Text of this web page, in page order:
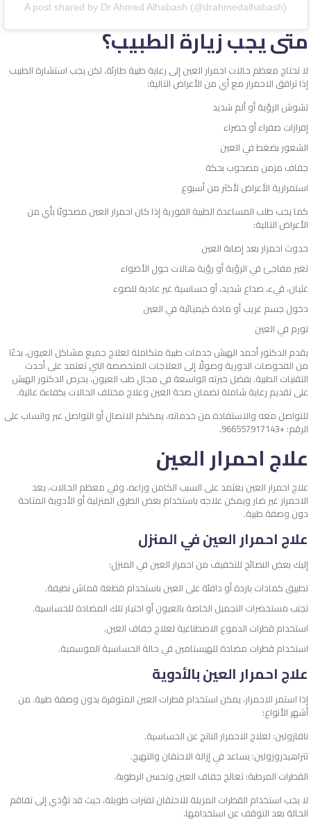
A post shared by Dr Ahmed Alhabash (@drahmedalhabash)
متى يجب زيارة الطبيب؟
لا تحتاج معظم حالات احمرار العين إلى رعاية طبية طارئة، لكن يجب استشارة الطبيب
إذا ترافق الاحمرار مع أي من الأعراض التالية:
تشوش الرؤية أو ألم شديد
إفرازات صفراء أو خضراء
الشعور بضغط في العين
جفاف مزمن مصحوب بحكة
استمرارية الأعراض لأكثر من أسبوع
كما يجب طلب المساعدة الطبية الفورية إذا كان احمرار العين مصحوبًا بأي من
الأعراض التالية:
حدوث احمرار بعد إصابة العين
تغير مفاجئ في الرؤية أو رؤية هالات حول الأضواء
غثيان، قيء، صداع شديد، أو حساسية غير عادية للضوء
دخول جسم غريب أو مادة كيميائية في العين
تورم في العين
يقدم الدكتور أحمد الهبش خدمات طبية متكاملة لعلاج جميع مشاكل العيون، بدءًا
من الفحوصات الدورية وصولًا إلى العلاجات المتخصصة التي تعتمد على أحدث
التقنيات الطبية. بفضل خبرته الواسعة في مجال طب العيون، يحرص الدكتور الهبش
على تقديم رعاية شاملة لضمان صحة العين وعلاج مختلف الحالات بكفاءة عالية.
للتواصل معه والاستفادة من خدماته، يمكنكم الاتصال أو التواصل عبر واتساب على
الرقم: +966557917143.
علاج احمرار العين
علاج احمرار العين يعتمد على السبب الكامن وراءه، وفي معظم الحالات، يعد
الاحمرار غير ضار ويمكن علاجه باستخدام بعض الطرق المنزلية أو الأدوية المتاحة
دون وصفة طبية.
علاج احمرار العين في المنزل
إليك بعض النصائح للتخفيف من احمرار العين في المنزل:
تطبيق كمادات باردة أو دافئة على العين باستخدام قطعة قماش نظيفة.
تجنب مستحضرات التجميل الخاصة بالعيون أو اختيار تلك المضادة للحساسية.
استخدام قطرات الدموع الاصطناعية لعلاج جفاف العين.
استخدام قطرات مضادة للهيستامين في حالة الحساسية الموسمية.
علاج احمرار العين بالأدوية
إذا استمر الاحمرار، يمكن استخدام قطرات العين المتوفرة بدون وصفة طبية. من
أشهر الأنواع:
نافازولين: لعلاج الاحمرار الناتج عن الحساسية.
تتراهيدروزولين: يساعد في إزالة الاحتقان والتهيج.
القطرات المرطبة: تعالج جفاف العين وتحسن الرطوبة.
لا يجب استخدام القطرات المزيلة للاحتقان لفترات طويلة، حيث قد تؤدي إلى تفاقم
الحالة بعد التوقف عن استخدامها.